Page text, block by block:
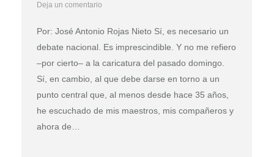
Deja un comentario
Por: José Antonio Rojas Nieto Sí, es necesario un
debate nacional. Es imprescindible. Y no me refiero
–por cierto– a la caricatura del pasado domingo.
Sí, en cambio, al que debe darse en torno a un
punto central que, al menos desde hace 35 años,
he escuchado de mis maestros, mis compañeros y
ahora de…